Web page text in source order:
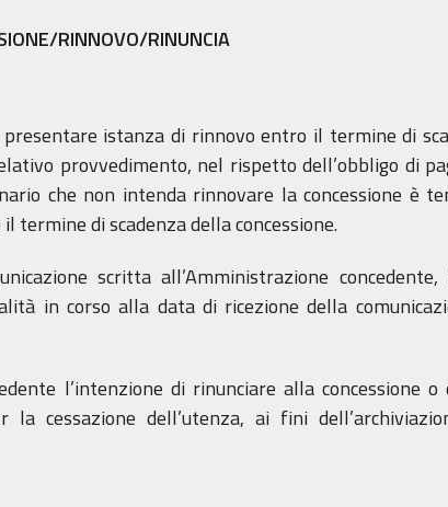
RINNOVO/RINUNCIA
istanza di rinnovo entro il termine di
provvedimento, nel rispetto dell’obbligo di
che non intenda rinnovare la concessione è
termine di scadenza della concessione.
scritta all’Amministrazione
in corso alla data di ricezione della
l’intenzione di rinunciare alla concessione o
cessazione dell’utenza, ai fini